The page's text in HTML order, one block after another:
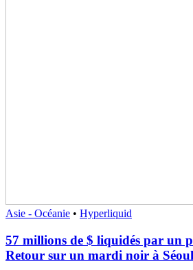
Asie - Océanie • Hyperliquid
57 millions de $ liquidés par un
Retour sur un mardi noir à Séoul